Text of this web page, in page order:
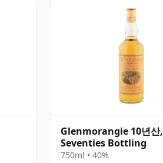
Glenmorangie 10년산,
Seventies Bottling
750ml • 40%